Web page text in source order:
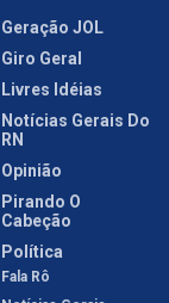
Geração JOL
Giro Geral
Livres Idéias
Notícias Gerais Do
RN
Opinião
Pirando O
Cabeção
Política
Fala Rô